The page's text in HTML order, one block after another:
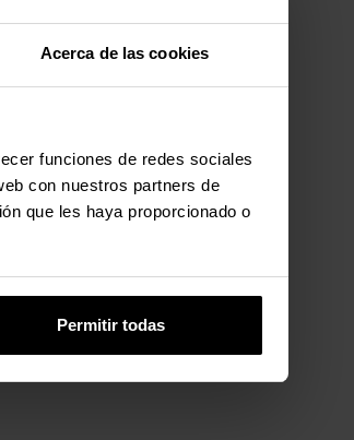
Acerca de las cookies
funciones de redes sociales
con nuestros partners de
que les haya proporcionado o
Permitir todas